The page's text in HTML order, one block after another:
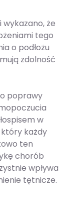
wykazano, że
tego
o podłożu
zdolność
poprawy
w
każdy
ten
chorób
wpływa
tętnicze.